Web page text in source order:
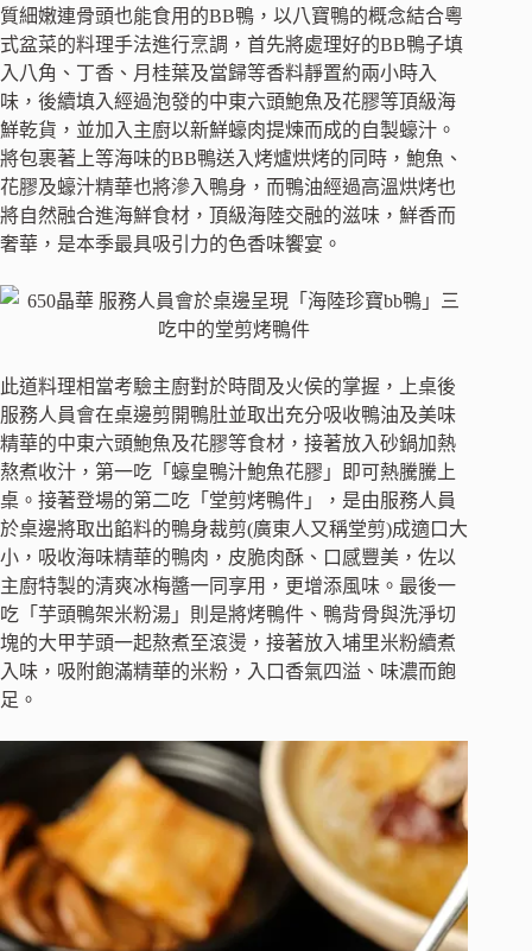
質細嫩連骨頭也能食用的BB鴨，以八寶鴨的概念結合粵
式盆菜的料理手法進行烹調，首先將處理好的BB鴨子填
入八角、丁香、月桂葉及當歸等香料靜置約兩小時入
味，後續填入經過泡發的中東六頭鮑魚及花膠等頂級海
鮮乾貨，並加入主廚以新鮮蠔肉提煉而成的自製蠔汁。
將包裹著上等海味的BB鴨送入烤爐烘烤的同時，鮑魚、
花膠及蠔汁精華也將滲入鴨身，而鴨油經過高溫烘烤也
將自然融合進海鮮食材，頂級海陸交融的滋味，鮮香而
奢華，是本季最具吸引力的色香味饗宴。
此道料理相當考驗主廚對於時間及火侯的掌握，上桌後
服務人員會在桌邊剪開鴨肚並取出充分吸收鴨油及美味
精華的中東六頭鮑魚及花膠等食材，接著放入砂鍋加熱
熬煮收汁，第一吃「蠔皇鴨汁鮑魚花膠」即可熱騰騰上
桌。接著登場的第二吃「堂剪烤鴨件」，是由服務人員
於桌邊將取出餡料的鴨身裁剪(廣東人又稱堂剪)成適口大
小，吸收海味精華的鴨肉，皮脆肉酥、口感豐美，佐以
主廚特製的清爽冰梅醬一同享用，更增添風味。最後一
吃「芋頭鴨架米粉湯」則是將烤鴨件、鴨背骨與洗淨切
塊的大甲芋頭一起熬煮至滾燙，接著放入埔里米粉續煮
入味，吸附飽滿精華的米粉，入口香氣四溢、味濃而飽
足。